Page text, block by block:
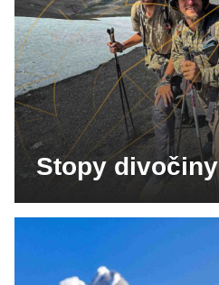
Stopy divočiny